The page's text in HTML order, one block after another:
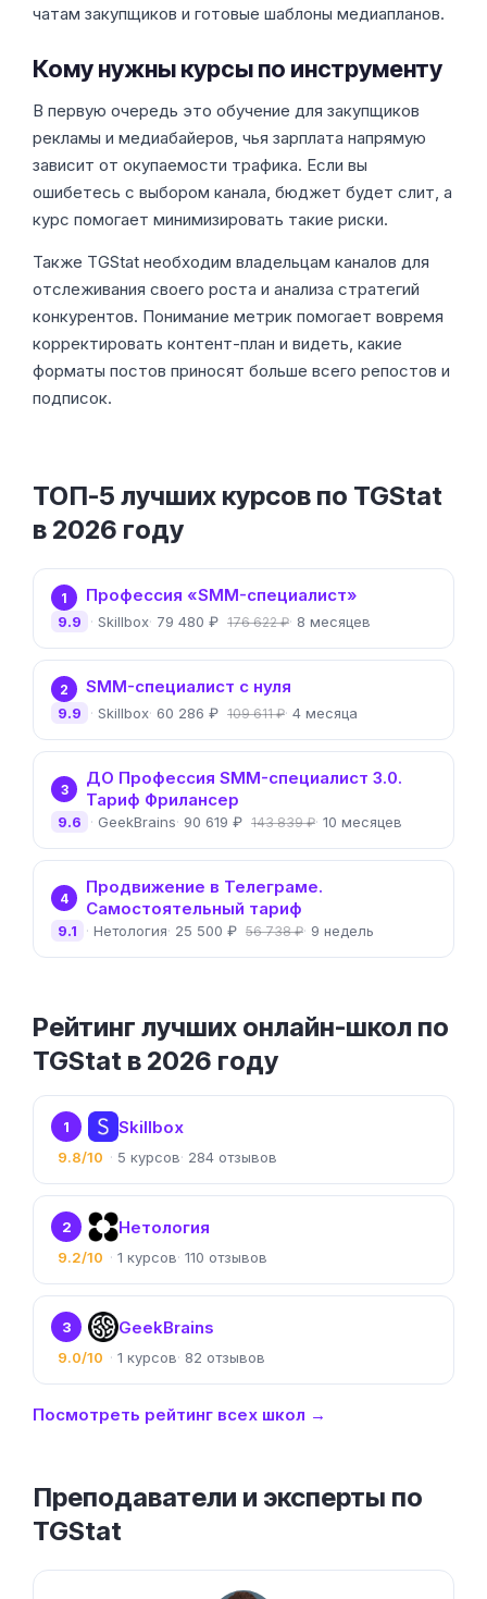
чатам закупщиков и готовые шаблоны медиапланов.
Кому нужны курсы по инструменту
В первую очередь это обучение для закупщиков
рекламы и медиабайеров, чья зарплата напрямую
зависит от окупаемости трафика. Если вы
ошибетесь с выбором канала, бюджет будет слит, а
курс помогает минимизировать такие риски.
Также TGStat необходим владельцам каналов для
отслеживания своего роста и анализа стратегий
конкурентов. Понимание метрик помогает вовремя
корректировать контент-план и видеть, какие
форматы постов приносят больше всего репостов и
подписок.
ТОП-5 лучших курсов по TGStat
в 2026 году
1 Профессия «SMM-специалист»
Skillbox 79 480 ₽ 176 622 ₽ 8 месяцев
9.9
2 SMM-специалист с нуля
Skillbox 60 286 ₽ 109 611 ₽ 4 месяца
9.9
3
ДО Профессия SMM-специалист 3.0.
Тариф Фрилансер
GeekBrains 90 619 ₽ 143 839 ₽ 10 месяцев
9.6
4
Продвижение в Телеграме.
Самостоятельный тариф
Нетология 25 500 ₽ 56 738 ₽ 9 недель
9.1
Рейтинг лучших онлайн-школ по
TGStat в 2026 году
1 Skillbox
9.8/10 5 284
2 Нетология
9.2/10 1 110
3 GeekBrains
9.0/10 1 82
Посмотреть рейтинг всех школ →
Преподаватели и эксперты по
TGStat